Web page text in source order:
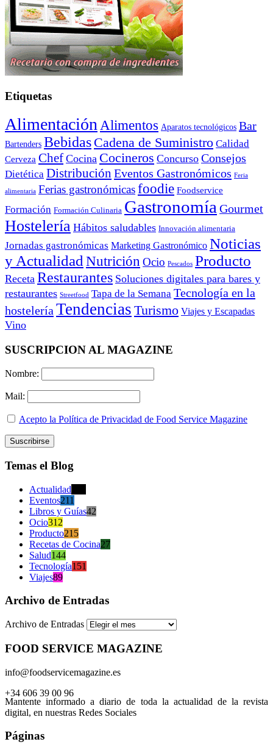
Etiquetas
Alimentación Alimentos Aparatos tecnológicos Bar
Bartenders Bebidas Cadena de Suministro Calidad
Cerveza Chef Cocina Cocineros Concurso Consejos
Dietética Distribución Eventos Gastronómicos Feria
alimentaria Ferias gastronómicasfoodie Foodservice
Formación Formación Culinaria Gastronomía Gourmet
Hostelería Hábitos saludables Innovación alimentaria
Jornadas gastronómicas Marketing Gastronómico Noticias
y Actualidad Nutrición Ocio Pescados Producto
Receta Restaurantes Soluciones digitales para bares y
restaurantes Streetfood Tapa de la Semana Tecnología en la
hostelería Tendencias Turismo Viajes y Escapadas
Vino
SUSCRIPCION AL MAGAZINE
Nombre:
Mail:
Acepto la Política de Privacidad de Food Service Magazine
Temas el Blog
Actualidad
Eventos211
Libros y Guías42
Ocio312
Producto215
Recetas de Cocina27
Salud144
Tecnología151
Viajes89
Archivo de Entradas
Archivo de Entradas
FOOD SERVICE MAGAZINE
info@foodservicemagazine.es
+34 606 39 00 96
Mantente informado a diario de toda la actualidad de la revista
digital, en nuestras Redes Sociales
Páginas